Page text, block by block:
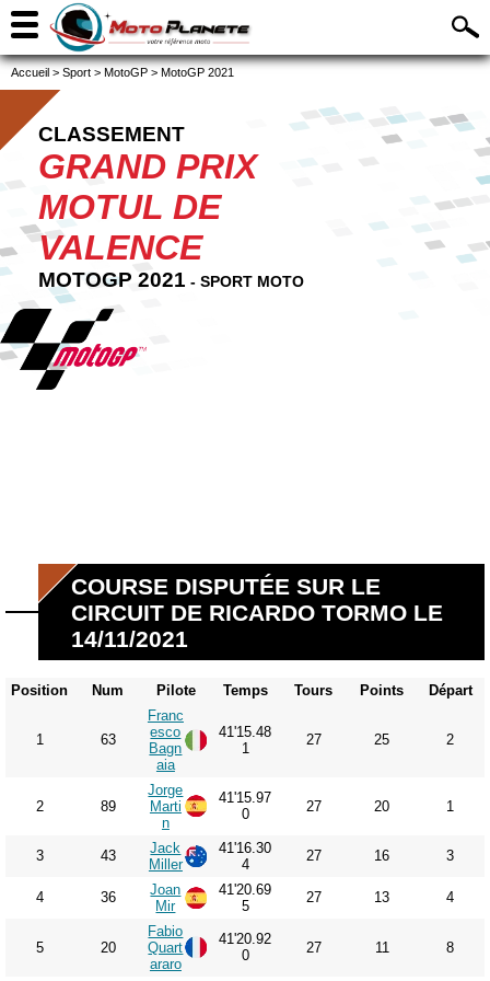
Accueil > Sport > MotoGP > MotoGP 2021
CLASSEMENT
GRAND PRIX
MOTUL DE
VALENCE
MOTOGP 2021 - SPORT MOTO
COURSE DISPUTÉE SUR LE
CIRCUIT DE RICARDO TORMO LE
14/11/2021
Position Num Pilote Temps Tours Points Départ
1 63
Franc
esco
Bagn
aia
41'15.48
1
27 25 2
2 89
Jorge
Marti
n
41'15.97
0
27 20 1
3 43
Jack
Miller
41'16.30
4
27 16 3
4 36
Joan
Mir
41'20.69
5
27 13 4
5 20
Fabio
Quart
araro
41'20.92
0
27 11 8